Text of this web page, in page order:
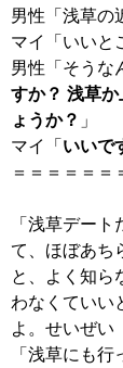
男性「浅草の
マイ「いいと
男性「そうな
すか？ 浅草
ょうか？ 」
マイ「 いいで
＝＝＝＝＝＝
「浅草デー
て、ほぼあち
と、よく知ら
わなくていい
よ。せいぜい
「浅草にも